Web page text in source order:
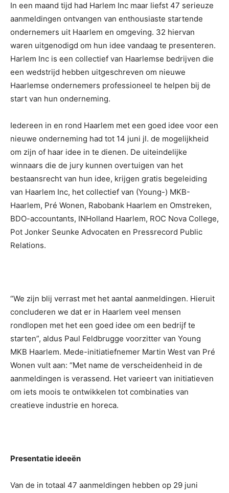
In een maand tijd had Harlem Inc maar liefst 47 serieuze
aanmeldingen ontvangen van enthousiaste startende
ondernemers uit Haarlem en omgeving. 32 hiervan
waren uitgenodigd om hun idee vandaag te presenteren.
Harlem Inc is een collectief van Haarlemse bedrijven die
een wedstrijd hebben uitgeschreven om nieuwe
Haarlemse ondernemers professioneel te helpen bij de
start van hun onderneming.
Iedereen in en rond Haarlem met een goed idee voor een
nieuwe onderneming had tot 14 juni jl. de mogelijkheid
om zijn of haar idee in te dienen. De uiteindelijke
winnaars die de jury kunnen overtuigen van het
bestaansrecht van hun idee, krijgen gratis begeleiding
van Haarlem Inc, het collectief van (Young-) MKB-
Haarlem, Pré Wonen, Rabobank Haarlem en Omstreken,
BDO-accountants, INHolland Haarlem, ROC Nova College,
Pot Jonker Seunke Advocaten en Pressrecord Public
Relations.
“We zijn blij verrast met het aantal aanmeldingen. Hieruit
concluderen we dat er in Haarlem veel mensen
rondlopen met het een goed idee om een bedrijf te
starten”, aldus Paul Feldbrugge voorzitter van Young
MKB Haarlem. Mede-initiatiefnemer Martin West van Pré
Wonen vult aan: “Met name de verscheidenheid in de
aanmeldingen is verassend. Het varieert van initiatieven
om iets moois te ontwikkelen tot combinaties van
creatieve industrie en horeca.
Presentatie ideeën
Van de in totaal 47 aanmeldingen hebben op 29 juni